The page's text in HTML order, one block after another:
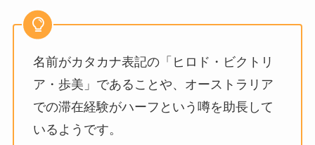
名前がカタカナ表記の「ヒロド・ビクトリ
ア・歩美」であることや、オーストラリア
での滞在経験がハーフという噂を助長して
いるようです。